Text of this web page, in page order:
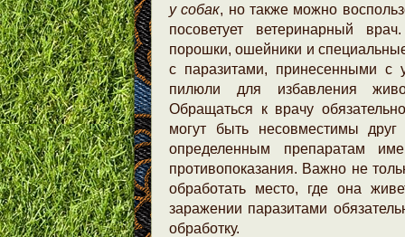
у собак, но также можно
посоветует ветеринарный
порошки, ошейники и
с паразитами, принесенными с
пилюли для избавления
Обращаться к врачу
могут быть несовместимы
определенным препаратам
противопоказания. Важно не
обработать место, где она
заражении паразитами
обработку.